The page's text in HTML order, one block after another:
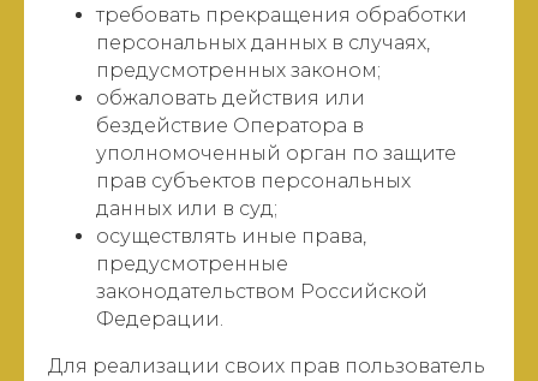
требовать прекращения обработки
персональных данных в случаях,
предусмотренных законом;
обжаловать действия или
бездействие Оператора в
уполномоченный орган по защите
прав субъектов персональных
данных или в суд;
осуществлять иные права,
предусмотренные
законодательством Российской
Федерации.
Для реализации своих прав пользователь